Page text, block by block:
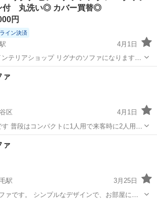
付 丸洗い◎ カバー買替◎
円
イン決済
4月1日
テリアショップ リグナのソファになります。
チソファでオットマンを買い足せばL字型とし
サイズであり、サイズはW1750×D980×H600と
ァ
区
4月1日
人用に
よろしくお願いいたします
ァ
駅
3月25日
ァです。 シンプルなデザインで、お部屋に合